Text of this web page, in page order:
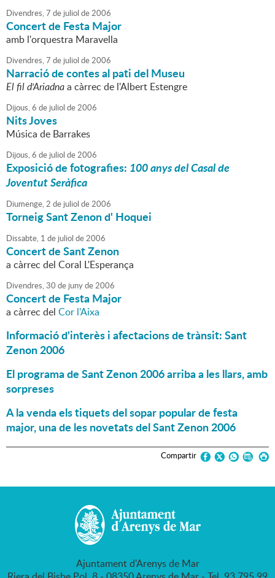
Divendres,7 de juliol de2006
Concert de Festa Major
amb l'orquestra Maravella
Divendres,7 de juliol de2006
Narració de contes al pati del Museu
El fil d'Ariadnaa càrrec de l'Albert Estengre
Dijous,6 de juliol de2006
Nits Joves
Música de Barrakes
Dijous,6 de juliol de2006
Exposició de fotografies: 100 anys del Casal de
Joventut Seràfica
Diumenge,2 de juliol de2006
Torneig Sant Zenon d' Hoquei
Dissabte, 1 de juliol de2006
Concert de Sant Zenon
a càrrec del Coral L'Esperança
Divendres,30 de junyde2006
Concert de Festa Major
a càrrec del Cor l'Aixa
Informació d'interès i afectacions de trànsit: Sant
Zenon 2006
El programa de Sant Zenon 2006 arriba a les llars, amb
sorpreses
A la venda els tiquets del sopar popular de festa
major, una de les novetats del Sant Zenon 2006
Compartir
Ajuntament d'Arenys de Mar